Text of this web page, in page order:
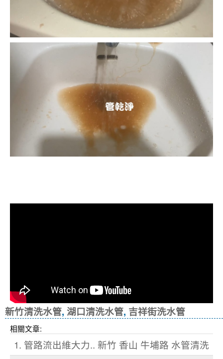
新竹清洗水管, 湖口清洗水管, 吉祥街洗水管
相關文章:
1. 管路流出維大力.. 新竹 香山 牛埔路 水管清洗